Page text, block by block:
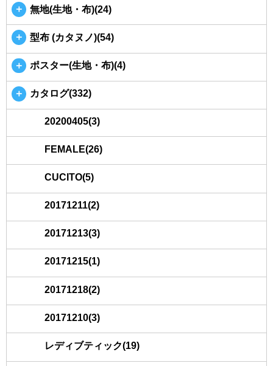
＋ 無地(生地・布)(24)
＋ 型布 (カタヌノ)(54)
＋ ポスター(生地・布)(4)
＋ カタログ(332)
20200405(3)
FEMALE(26)
CUCITO(5)
20171211(2)
20171213(3)
20171215(1)
20171218(2)
20171210(3)
レディブティック(19)